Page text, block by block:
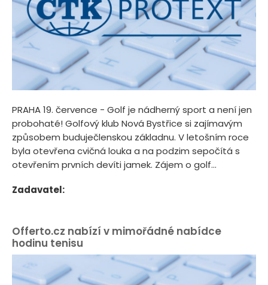
PRAHA 19. července - Golf je nádherný sport a není jen
probohaté! Golfový klub Nová Bystřice si zajímavým
způsobem buduječlenskou základnu. V letošním roce
byla otevřena cvičná louka a na podzim sepočítá s
otevřením prvních devíti jamek. Zájem o golf...
Zadavatel:
Offerto.cz nabízí v mimořádné nabídce
hodinu tenisu